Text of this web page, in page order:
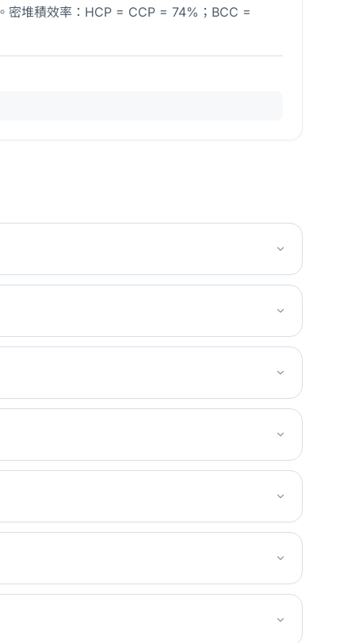
密堆積效率：HCP = CCP = 74%；BCC =